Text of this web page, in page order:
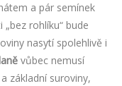
a pár semínek
rohlíku“ bude
nasytí spolehlivě i
vůbec nemusí
základní suroviny,